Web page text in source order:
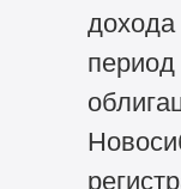
дохода